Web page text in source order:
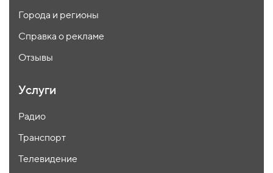
Города и регионы
Справка о рекламе
Отзывы
Услуги
Радио
Транспорт
Телевидение